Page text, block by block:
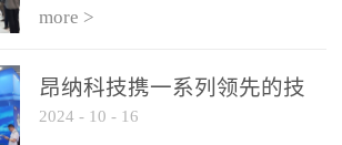
more >
昂纳科技携一系列领先的技
术平台和优秀产品参展2024
2024 - 10 - 16